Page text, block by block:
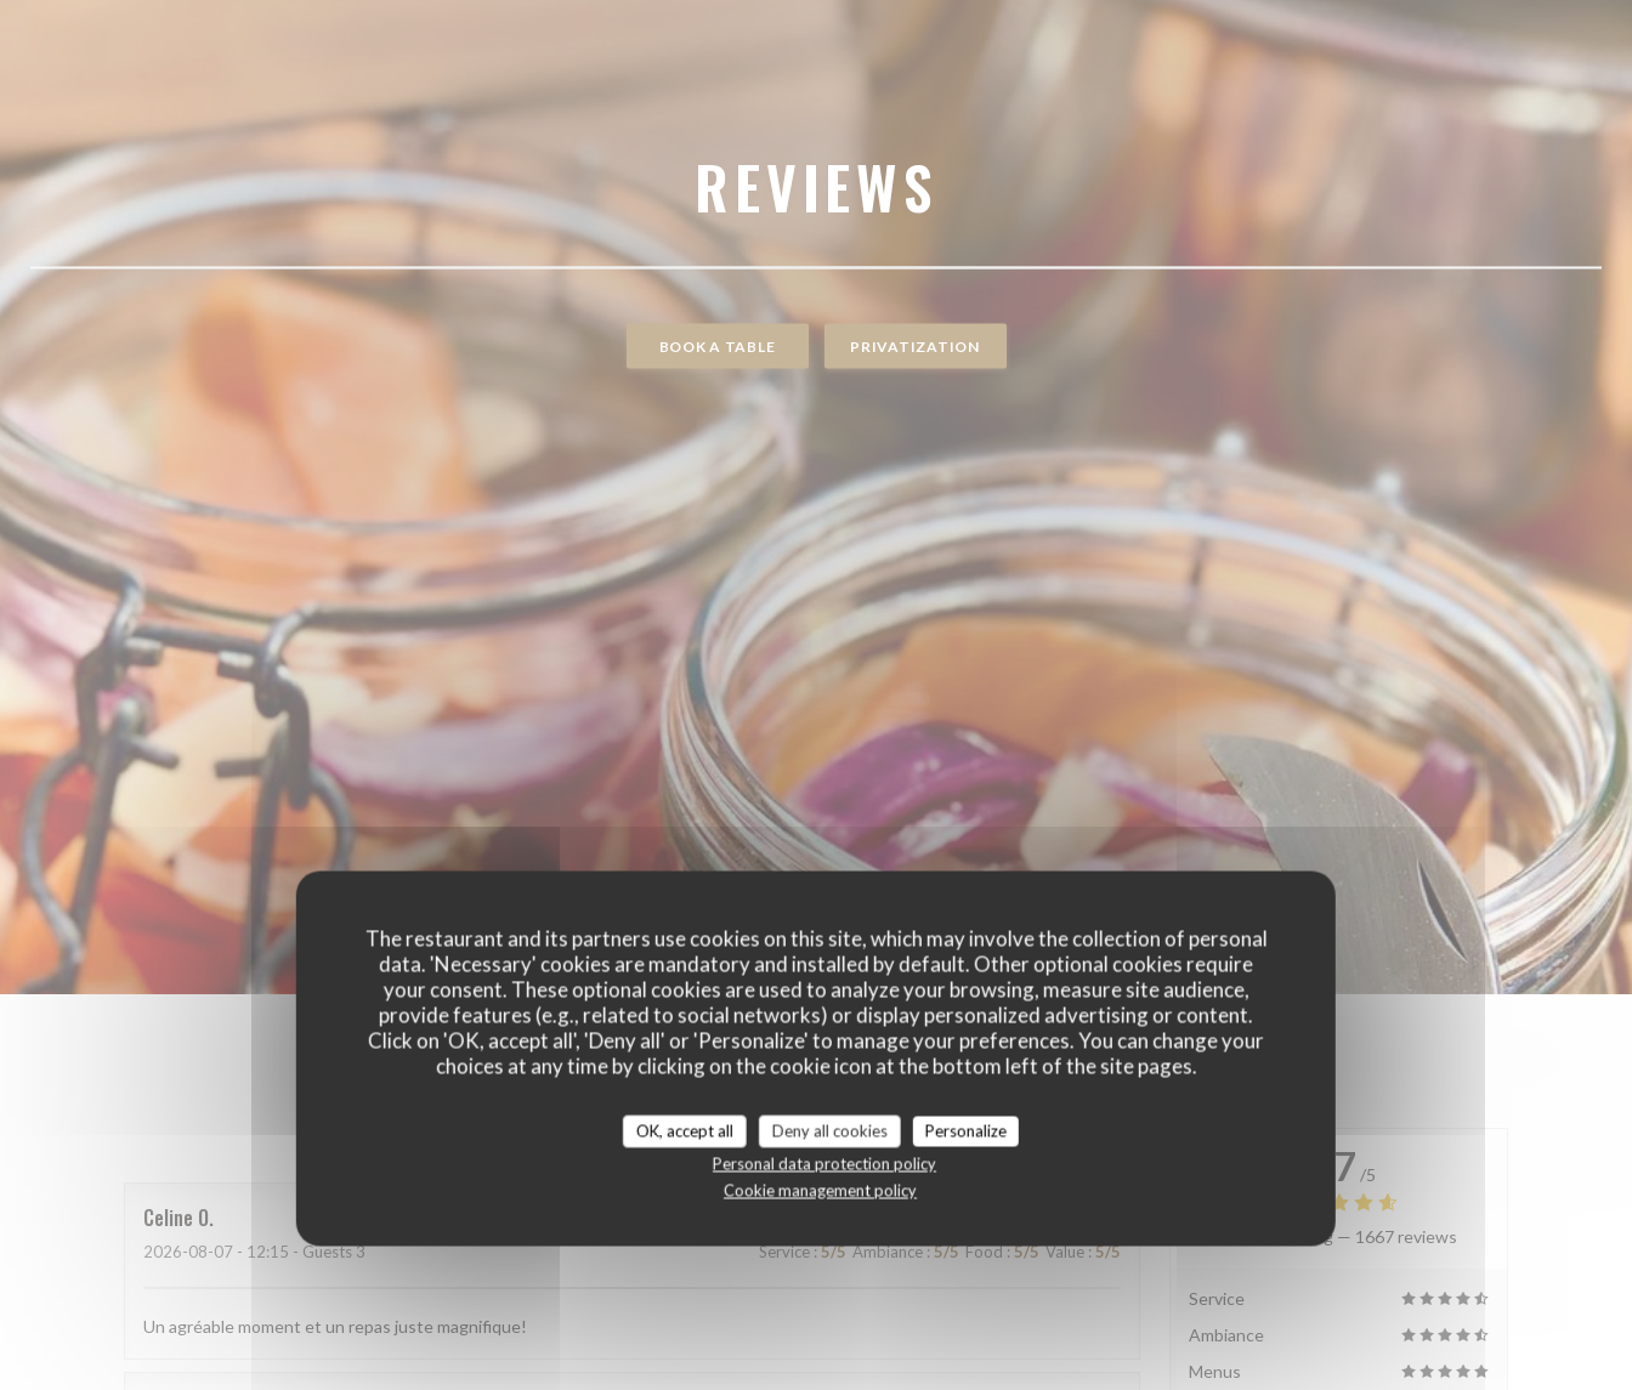
The restaurant and its partners use cookies on this site, which may involve the collection of personal
data. 'Necessary' cookies are mandatory and installed by default. Other optional cookies require
your consent. These optional cookies are used to analyze your browsing, measure site audience,
provide features (e.g., related to social networks) or display personalized advertising or content.
Click on 'OK, accept all', 'Deny all' or 'Personalize' to manage your preferences. You can change your
choices at any time by clicking on the cookie icon at the bottom left of the site pages.
OK, accept all Deny all cookies
Personalize
Personal data protection policy
Cookie management policy
REVIEWS
BOOK A TABLE PRIVATIZATION
Our customer ratings
Celine O
2026-08-07 - 12:15 - Guests 3 Service:5/5 Ambiance:5/5 Food:5/5 Value:5/5
Un agréable moment et un repas juste magnifique!
4.7 /5
Average rating — 1667 reviews
Service
Ambiance
Menus